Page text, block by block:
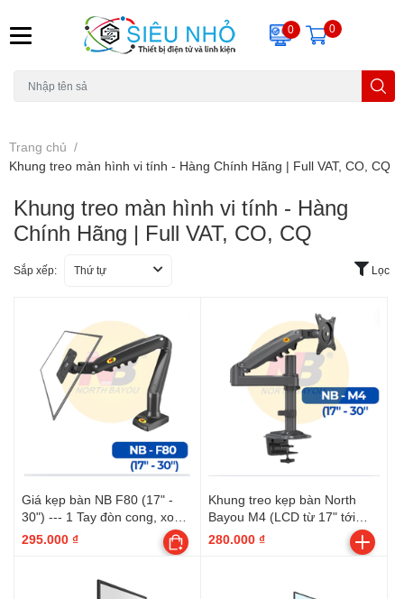
0 0
Trang chủ /
Khung treo màn hình vi tính - Hàng Chính Hãng | Full VAT, CO, CQ
Khung treo màn hình vi tính - Hàng
Chính Hãng | Full VAT, CO, CQ
Sắp xếp: Thứ tự Lọc
Giá kẹp bàn NB F80 (17" -
30") --- 1 Tay đòn cong, xoay
màn 360 độ, Qui cách đóng
gói: 41x17x10cmx2,9kg (
295.000 ₫
Khung treo kẹp bàn North
Bayou M4 (LCD từ 17" tới
30") --- 1 Tay đòn thẳng, xoay
280.000 ₫